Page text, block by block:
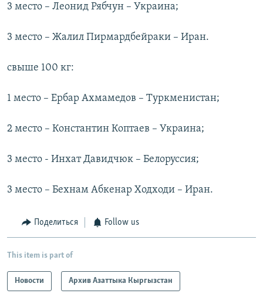
3 место – Леонид Рябчун – Украина;
3 место – Жалил Пирмардбейраки – Иран.
свыше 100 кг:
1 место – Ербар Ахмамедов – Туркменистан;
2 место – Константин Коптаев – Украина;
3 место - Инхат Давидчюк – Белоруссия;
3 место – Бехнам Абкенар Ходходи – Иран.
Поделиться Follow us
This item is part of
Новости Архив Азаттыка Кыргызстан